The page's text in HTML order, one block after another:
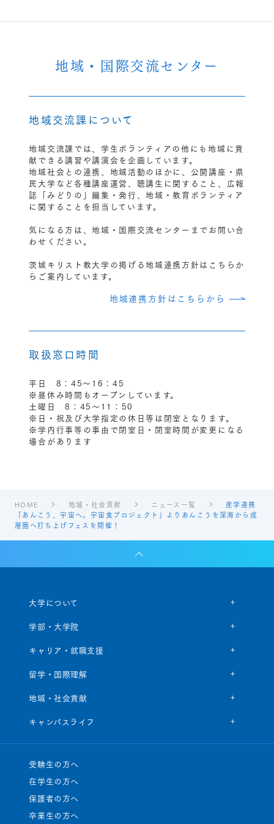
地域・国際交流センター
地域交流課について
地域交流課では、学生ボランティアの他にも地域に貢
献できる講習や講演会を企画しています。
地域社会との連携、地域活動のほかに、公開講座・県
民大学など各種講座運営、聴講生に関すること、広報
誌「みどりの」編集・発行、地域・教育ボランティア
に関することを担当しています。
気になる方は、地域・国際交流センターまでお問い合
わせください。
茨城キリスト教大学の掲げる地域連携方針はこちらか
らご案内しています。
地域連携方針はこちらから
取扱窓口時間
平日 8：45〜16：45
※昼休み時間もオープンしています。
土曜日 8：45〜11：50
※日・祝及び大学指定の休日等は閉室となります。
※学内行事等の事由で閉室日・閉室時間が変更になる
場合があります
HOME 地域・社会貢献 ニュース一覧
産学連携
「あんこう、宇宙へ。宇宙食プロジェクト」よりあんこうを深海から成
層圏へ打ち上げフェスを開催！
大学について
学部・大学院
キャリア・就職支援
留学・国際理解
地域・社会貢献
キャンパスライフ
受験生の方へ
在学生の方へ
保護者の方へ
卒業生の方へ